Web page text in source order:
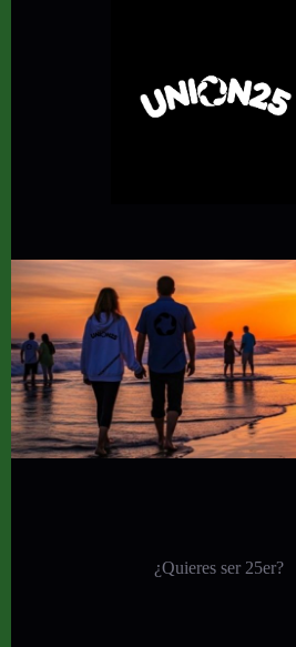
¿Quieres ser 25er?